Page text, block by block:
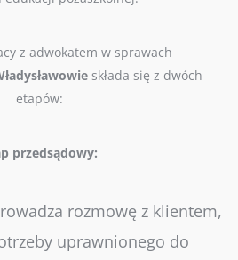
z adwokatem w sprawach
składa się z dwóch
etapów:
przedsądowy:
rozmowę z klientem,
uprawnionego do